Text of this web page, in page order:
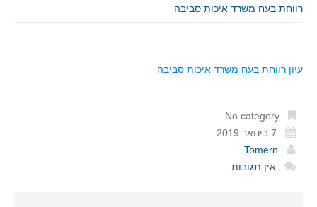
רווחת בעח משרד איכות סביבה
עיון רווחת בעח משרד איכות סביבה
7 בינואר 2019
Tomern
אין תגובות